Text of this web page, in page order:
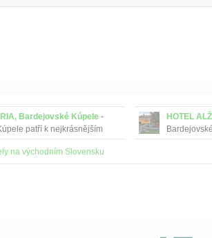
Bardejovské Kúpele -
patří k nejkrásnějším
na Slovensku.
v minulosti, nejen svými
HOTEL
lázeňským
minerálními
na východním Slovensku